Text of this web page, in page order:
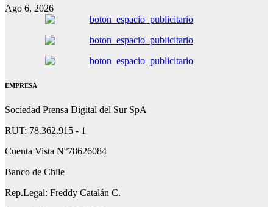
Ago 6, 2026
EMPRESA
Sociedad Prensa Digital del Sur SpA
RUT: 78.362.915 - 1
Cuenta Vista N°78626084
Banco de Chile
Rep.Legal: Freddy Catalán C.